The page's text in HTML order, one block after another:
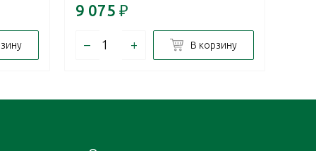
9 075 ₽
– + В корзину